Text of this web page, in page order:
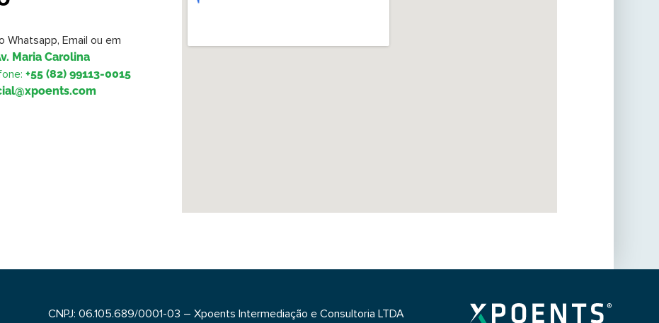
Email ou em
Maria Carolina
+55 (82) 99113-0015
CNPJ: 06.105.689/0001-03 – Xpoents Intermediação e Consultoria LTDA